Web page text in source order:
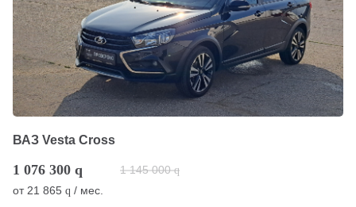
ВАЗ Vesta Cross
1 076 300 q 1 145 000 q
от21 865 q / мес.